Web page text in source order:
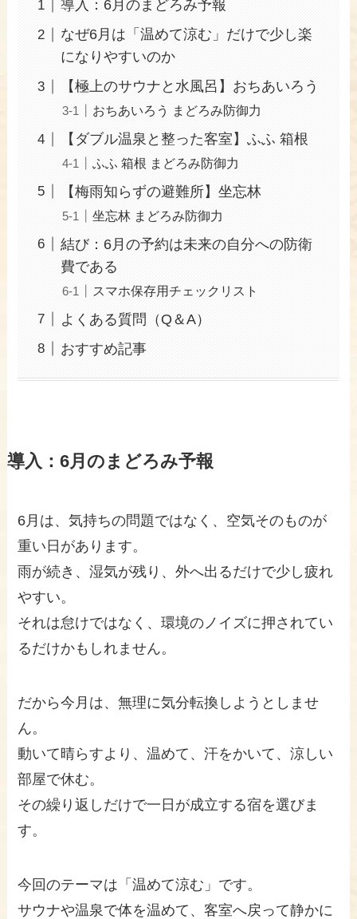
導入：6月のまどろみ予報
なぜ6月は「温めて涼む」だけで少し楽
になりやすいのか
【極上のサウナと水風呂】おちあいろう
おちあいろう まどろみ防御力
【ダブル温泉と整った客室】ふふ 箱根
ふふ 箱根 まどろみ防御力
【梅雨知らずの避難所】坐忘林
坐忘林 まどろみ防御力
結び：6月の予約は未来の自分への防衛
費である
スマホ保存用チェックリスト
よくある質問（Q＆A）
おすすめ記事
導入：6月のまどろみ予報
6月は、気持ちの問題ではなく、空気そのものが
重い日があります。
雨が続き、湿気が残り、外へ出るだけで少し疲れ
やすい。
それは怠けではなく、環境のノイズに押されてい
るだけかもしれません。
だから今月は、無理に気分転換しようとしませ
ん。
動いて晴らすより、温めて、汗をかいて、涼しい
部屋で休む。
その繰り返しだけで一日が成立する宿を選びま
す。
今回のテーマは「温めて涼む」です。
サウナや温泉で体を温めて、客室へ戻って静かに